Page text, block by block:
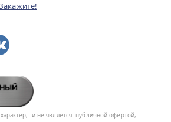
и не является публичной офертой,